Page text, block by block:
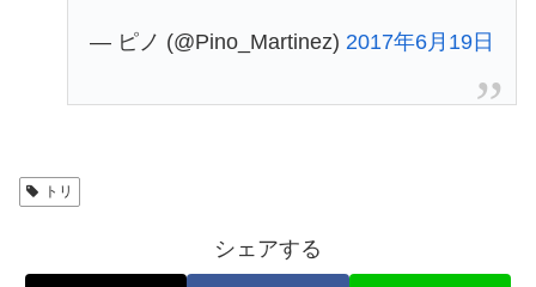
— ピノ (@Pino_Martinez) 2017年6月19日
トリ
シェアする